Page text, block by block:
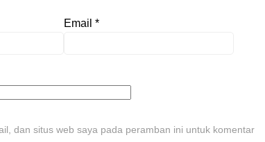
Email *
dan situs web saya pada peramban ini untuk komentar